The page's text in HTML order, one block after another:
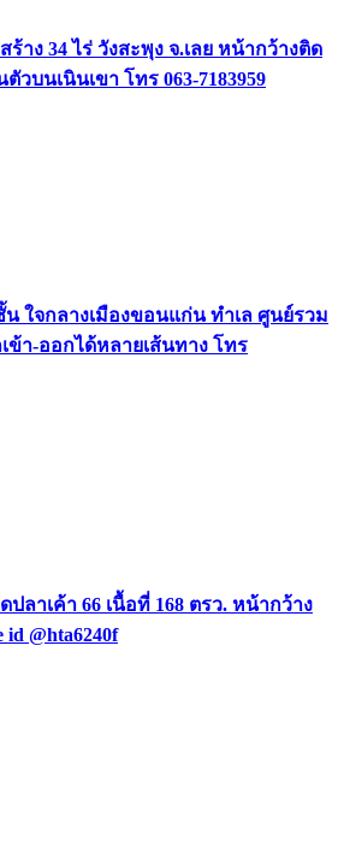
าง 34 ไร่ วังสะพุง จ.เลย หน้ากว้างติด
บนเนินเขา โทร 063-7183959
ใจกลางเมืองขอนแก่น ทำเล ศูนย์รวม
ข้า-ออกได้หลายเส้นทาง โทร
ลาเค้า 66 เนื้อที่ 168 ตรว. หน้ากว้าง
@hta6240f